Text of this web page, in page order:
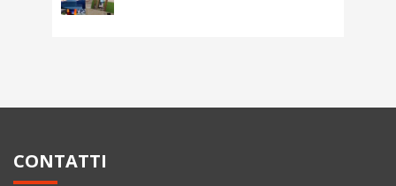
CONTATTI